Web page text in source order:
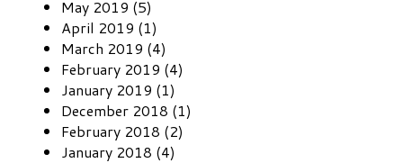
May 2019 (5)
April 2019 (1)
March 2019 (4)
February 2019 (4)
January 2019 (1)
December 2018 (1)
February 2018 (2)
January 2018 (4)